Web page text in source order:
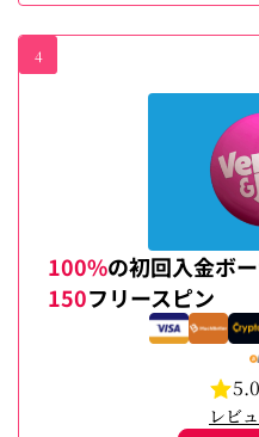
4
100%の初回入金ボ
150フリースピン
5.0
レビ